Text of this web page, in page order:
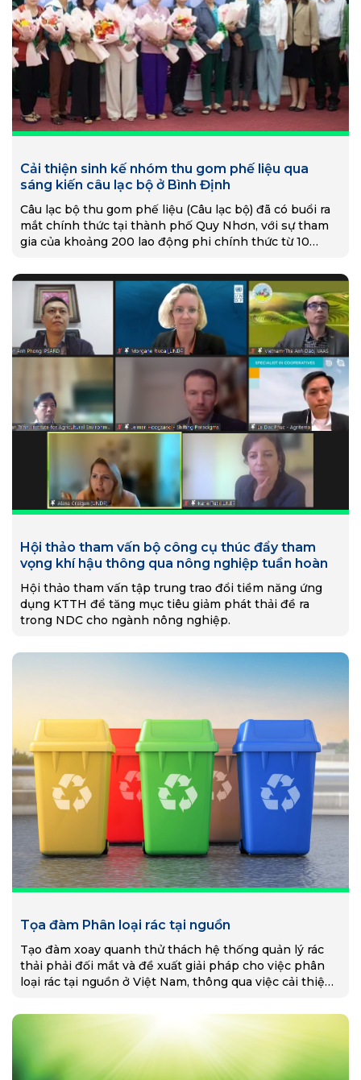
Cải thiện sinh kế nhóm thu gom phế liệu qua
sáng kiến câu lạc bộ ở Bình Định
Câu lạc bộ thu gom phế liệu (Câu lạc bộ) đã có buổi ra
mắt chính thức tại thành phố Quy Nhơn, với sự tham
gia của khoảng 200 lao động phi chính thức từ 10
của nhóm lao động này.
Hội thảo tham vấn bộ công cụ thúc đẩy tham
vọng khí hậu thông qua nông nghiệp tuần hoàn
Hội thảo tham vấn tập trung trao đổi tiềm năng ứng
dụng KTTH để tăng mục tiêu giảm phát thải đề ra
trong NDC cho ngành nông nghiệp.
Tọa đàm Phân loại rác tại nguồn
Tạo đàm xoay quanh thử thách hệ thống quản lý rác
thải phải đối mắt và đề xuất giải pháp cho việc phân
loại rác tại nguồn ở Việt Nam, thông qua việc cải thiện